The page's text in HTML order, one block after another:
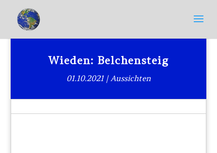
Wieden: Belchensteig
01.10.2021|Aussichten